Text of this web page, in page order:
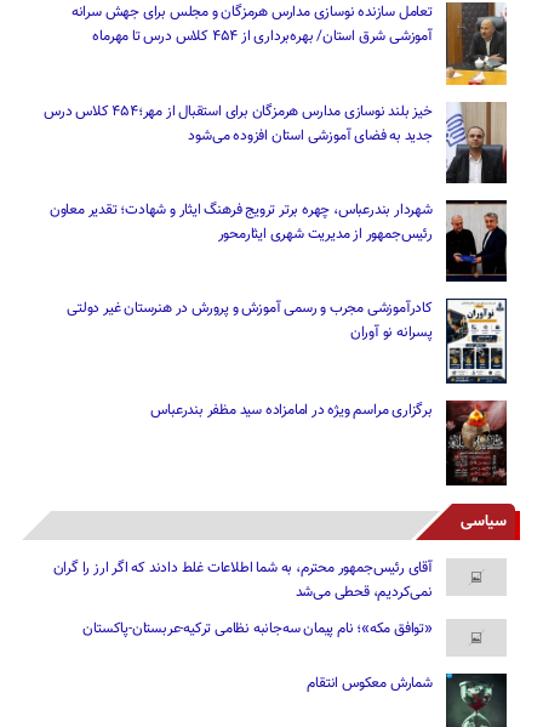
تعامل سازنده نوسازی مدارس هرمزگان و مجلس برای جهش سرانه
آموزشی شرق استان/ بهره‌برداری از ۴۵۴ کلاس درس تا مهرماه
خیز بلند نوسازی مدارس هرمزگان برای استقبال از مهر؛۴۵۴ کلاس درس
جدید به فضای آموزشی استان افزوده می‌شود
شهردار بندرعباس، چهره برتر ترویج فرهنگ ایثار و شهادت؛ تقدیر معاون
رئیس‌جمهور از مدیریت شهری ایثارمحور
کادرآموزشی مجرب و رسمی آموزش و پرورش در هنرستان غیر دولتی
پسرانه نو آوران
برگزاری مراسم ویژه در امامزاده سید مظفر بندرعباس
سیاسی
آقای رئیس‌جمهور محترم، به شما اطلاعات غلط دادند که اگر ارز را گران
نمی‌کردیم، قحطی می‌شد
«توافق مکه»؛ نام پیمان سه‌جانبه نظامی ترکیه-عربستان-پاکستان
شمارش معکوس انتقام